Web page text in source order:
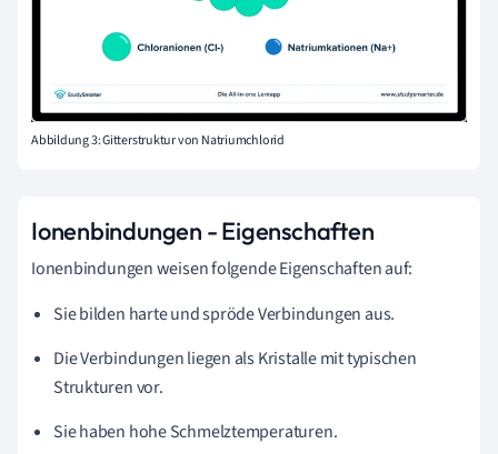
Abbildung 3: Gitterstruktur von Natriumchlorid
Ionenbindungen - Eigenschaften
Ionenbindungen weisen folgende Eigenschaften auf:
Sie bilden harte und spröde Verbindungen aus.
Die Verbindungen liegen als Kristalle mit typischen
Strukturen vor.
Sie haben hohe Schmelztemperaturen.